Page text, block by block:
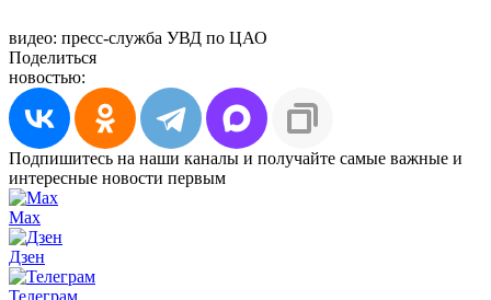
видео: пресс-служба УВД по ЦАО
Поделиться
новостью:
Подпишитесь на наши каналы и получайте самые важные и
интересные новости первым
Max
Дзен
Телеграм